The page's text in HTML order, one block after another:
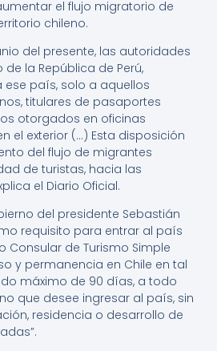
el flujo migratorio de
chileno.
del presente, las autoridades
la República de Perú,
ese país, solo a aquellos
titulares de pasaportes
otorgados en oficinas
el exterior (…) Esta disposición
del flujo de migrantes
de turistas, hacia las
el Diario Oficial.
del presidente Sebastián
requisito para entrar al país
Consular de Turismo Simple
y permanencia en Chile en tal
máximo de 90 días, a todo
que desee ingresar al país, sin
residencia o desarrollo de